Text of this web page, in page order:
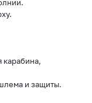
карабина,
и защиты.